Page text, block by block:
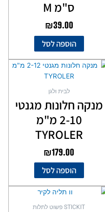
ס"מ M
₪39.00
הוספה לסל
לבית ולגן
מנקה חלונות מגנטי
2-10 מ"מ
TYROLER
₪179.00
הוספה לסל
STICKIT פשוט לתלות